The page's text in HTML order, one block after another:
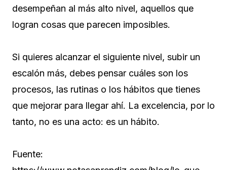
desempeñan al más alto nivel, aquellos que
logran cosas que parecen imposibles.
Si quieres alcanzar el siguiente nivel, subir un
escalón más, debes pensar cuáles son los
procesos, las rutinas o los hábitos que tienes
que mejorar para llegar ahí. La excelencia, por lo
tanto, no es una acto: es un hábito.
Fuente: